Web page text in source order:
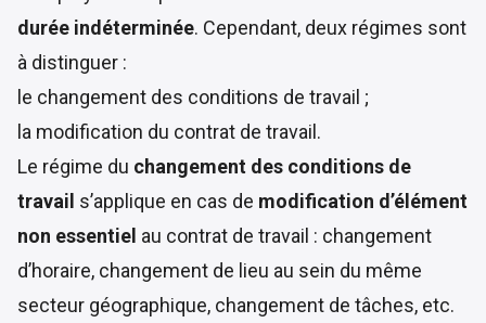
durée indéterminée. Cependant, deux régimes sont
à distinguer :
le changement des conditions de travail ;
la modification du contrat de travail.
Le régime du changement des conditions de
travail s’applique en cas de modification d’élément
non essentiel au contrat de travail : changement
d’horaire, changement de lieu au sein du même
secteur géographique, changement de tâches, etc.